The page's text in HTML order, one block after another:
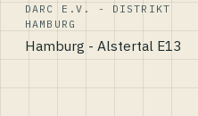
DARC E.V. - DISTRIKT
HAMBURG
Hamburg - Alstertal E13